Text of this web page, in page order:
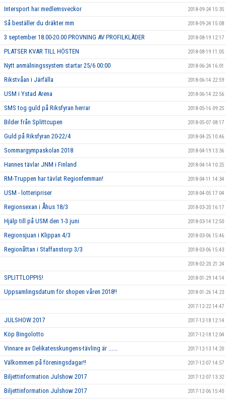
Intersport har medlemsveckor 2018-09-24 15:35
Så beställer du dräkter mm 2018-09-24 15:08
3 september 18.00-20.00 PROVNING AV PROFILKLÄDER 2018-08-19 12:17
PLATSER KVAR TILL HÖSTEN 2018-08-19 11:05
Nytt anmälningssystem startar 25/6 00:00 2018-06-24 16:01
Rikstvåan i Järfälla 2018-06-14 22:59
USM i Ystad Arena 2018-06-14 22:56
SMS tog guld på Riksfyran herrar 2018-05-16 09:25
Bilder från Splittcupen 2018-05-07 08:17
Guld på Riksfyran 20-22/4 2018-04-25 10:46
Sommargympaskolan 2018 2018-04-19 13:36
Hannes tävlar JNM i Finland 2018-04-14 10:25
RM-Truppen har tävlat Regionfemman! 2018-04-11 14:34
USM - lotteripriser 2018-04-05 17:04
Regionsexan i Åhus 18/3 2018-03-20 16:17
Hjälp till på USM den 1-3 juni 2018-03-14 12:50
Regionsjuan i Klippan 4/3 2018-03-06 15:46
Regionåttan i Staffanstorp 3/3 2018-03-06 15:43
2018-02-20 21:24
SPLITTLOPPIS! 2018-01-29 14:14
Uppsamlingsdatum för shopen våren 2018!! 2018-01-26 14:23
2017-12-22 14:47
JULSHOW 2017 2017-12-18 12:14
Köp Bingolotto 2017-12-18 12:04
Vinnare av Delikatesskungens-tävling är ...... 2017-12-13 14:20
Välkommen på föreningsdagar!! 2017-12-07 14:57
Biljettinformation Julshow 2017 2017-12-07 13:32
Biljettinformation Julshow 2017 2017-12-06 15:40